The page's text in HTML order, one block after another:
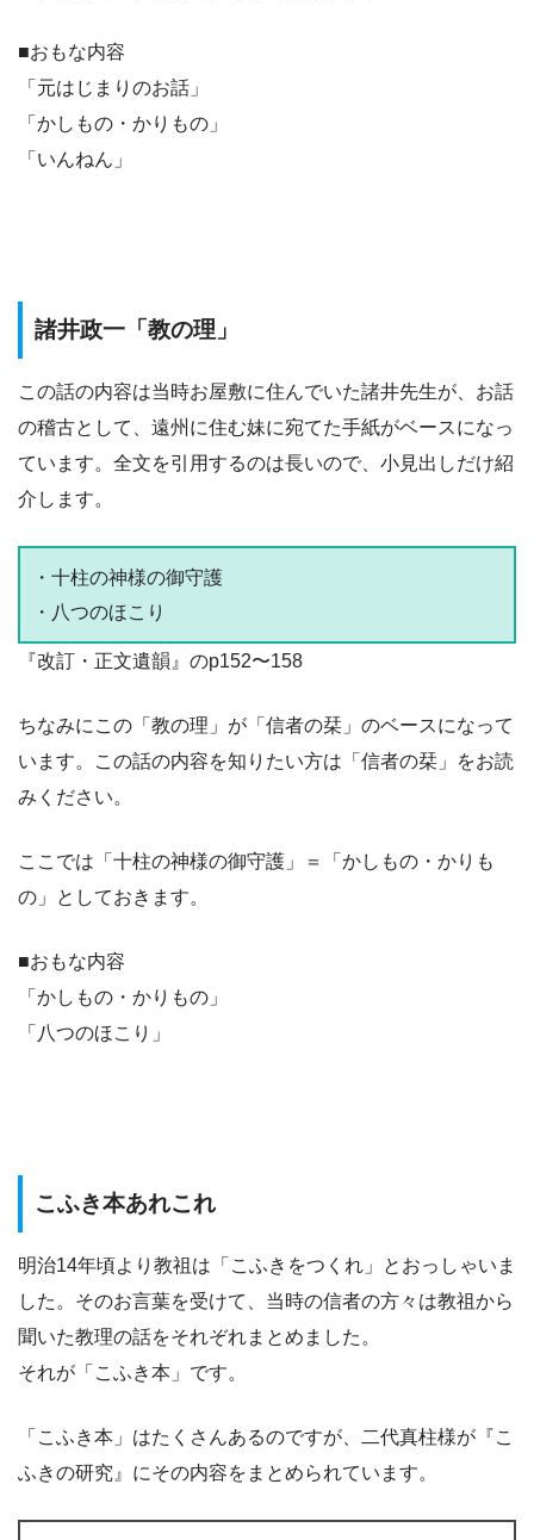
■おもな内容
「元はじまりのお話」
「かしもの・かりもの」
「いんねん」
諸井政一「教の理」
この話の内容は当時お屋敷に住んでいた諸井先生が、お話
の稽古として、遠州に住む妹に宛てた手紙がベースになっ
ています。全文を引用するのは長いので、小見出しだけ紹
介します。
・十柱の神様の御守護
・八つのほこり
『改訂・正文遺韻』のp152〜158
ちなみにこの「教の理」が「信者の栞」のベースになって
います。この話の内容を知りたい方は「信者の栞」をお読
みください。
ここでは「十柱の神様の御守護」＝「かしもの・かりも
の」としておきます。
■おもな内容
「かしもの・かりもの」
「八つのほこり」
こふき本あれこれ
明治14年頃より教祖は「こふきをつくれ」とおっしゃいま
した。そのお言葉を受けて、当時の信者の方々は教祖から
聞いた教理の話をそれぞれまとめました。
それが「こふき本」です。
「こふき本」はたくさんあるのですが、二代真柱様が『こ
ふきの研究』にその内容をまとめられています。